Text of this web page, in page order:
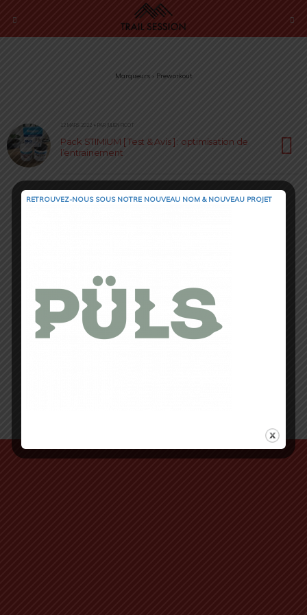
Marqueurs › Preworkout
12 MARS 2022 • PAR JULIEN PICOT
Pack STIMIUM [ Test & Avis ] : optimisation de
l’entrainement
RETROUVEZ-NOUS SOUS NOTRE NOUVEAU NOM & NOUVEAU PROJET